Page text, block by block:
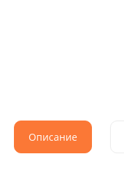
Описание